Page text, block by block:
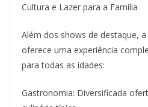
Cultura e Lazer para a Família
Além dos shows de destaque,
oferece uma experiência
para todas as idades:
Gastronomia: Diversificada